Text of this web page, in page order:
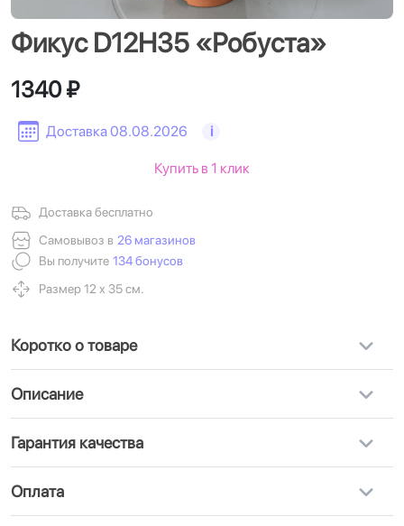
Фикус D12H35 «Робуста»
Доставка 08.08.2026 i
1340 ₽
Доставка бесплатно
Самовывоз в 26 магазинов
Вы получите 134 бонусов
Размер 12 х 35 см.
Купить в 1 клик
Коротко о товаре
Описание
Гарантия качества
Оплата